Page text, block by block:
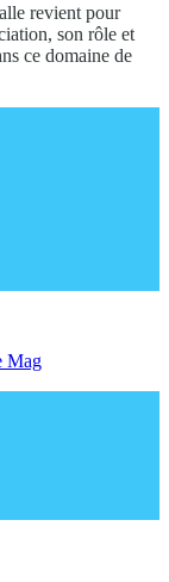
revient pour
son rôle et
ce domaine de
Mag